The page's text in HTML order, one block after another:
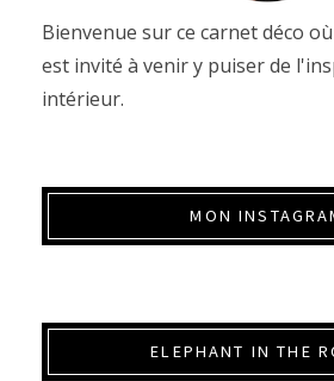
Bienvenue sur ce carnet déco
est invité à venir y puiser de
intérieur.
MON
ELEPHANT IN THE